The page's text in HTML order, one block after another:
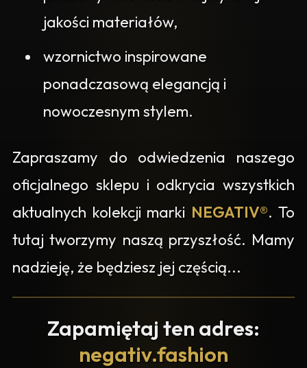
jakości materiałów,
wzornictwo inspirowane
ponadczasową elegancją i
nowoczesnym stylem.
Zapraszamy do odwiedzenia naszego
oficjalnego sklepu i odkrycia wszystkich
aktualnych kolekcji marki NEGATIV®. To
tutaj tworzymy naszą przyszłość. Mamy
nadzieję, że będziesz jej częścią...
Zapamiętaj ten adres:
negativ.fashion